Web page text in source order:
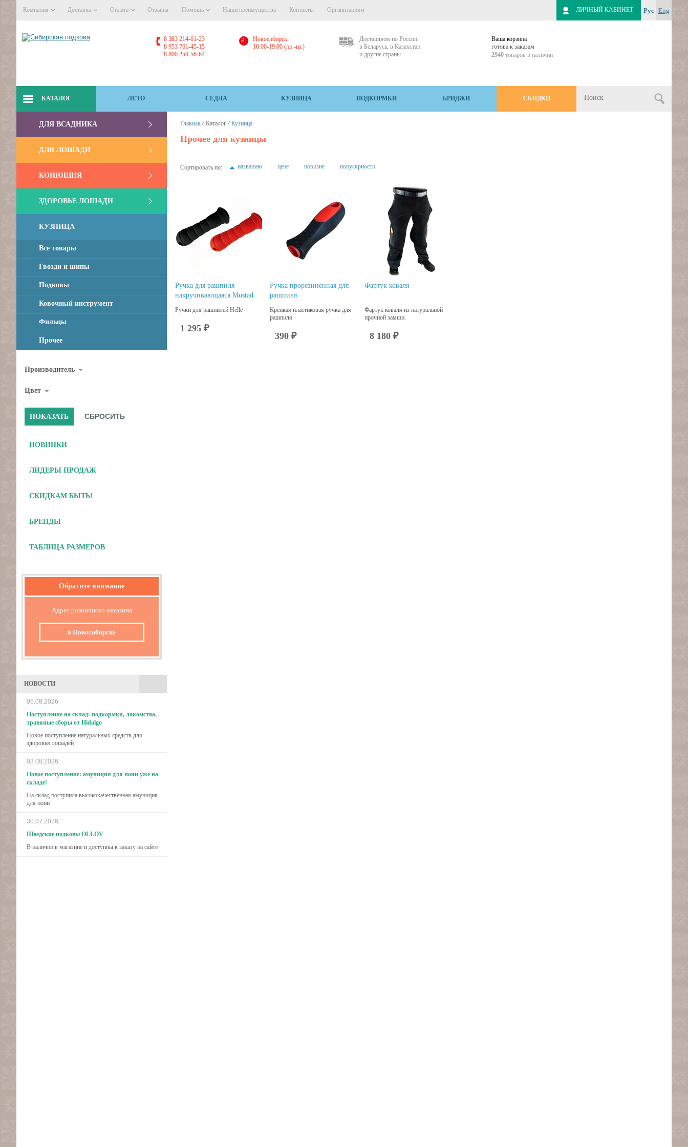
Компания Доставка Оплата Отзывы Помощь Наши преимущества Контакты Организациям Рус Eng
ЛИЧНЫЙ КАБИНЕТ
8 383 214-61-23
8 953 761-45-15
8 800 250-56-64
Новосибирск:
10:00-19:00 (пн.-пт.)
Доставляем по России,
в Беларусь, в Казахстан
и другие страны
Ваша корзина
готова к заказам
2940 товаров в наличии
КАТАЛОГ ЛЕТО СЕДЛА КУЗНИЦА ПОДКОРМКИ БРИДЖИ СКИДКИ
ДЛЯ ВСАДНИКА
ДЛЯ ЛОШАДИ
КОНЮШНЯ
ЗДОРОВЬЕ ЛОШАДИ
КУЗНИЦА
Все товары
Гвозди и шипы
Подковы
Ковочный инструмент
Фильцы
Прочее
Производитель
Цвет
НОВИНКИ
ЛИДЕРЫ ПРОДАЖ
СКИДКАМ БЫТЬ!
БРЕНДЫ
ТАБЛИЦА РАЗМЕРОВ
Обратите внимание
Адрес розничного магазина
в Новосибирске
НОВОСТИ
05.08.2026
Поступление на склад: подкормки, лакомства,
травяные сборы от Hidalgo
Новое поступление натуральных средств для
здоровья лошадей
03.08.2026
Новое поступление: амуниция для пони уже на
складе!
На склад поступила высококачественная амуниция
для пони
30.07.2026
Шведские подковы OLLOV
В наличии в магазине и доступны к заказу на сайте
Главная / Каталог / Кузница
Прочее для кузницы
Сортировать по: названию цене новизне популярности
Ручка для рашпиля
накручивающаяся Mustad
Ручки для рашпилей Helle
1 295 ₽
Ручка прорезиненная для
рашпиля
Крепкая пластиковая ручка для
рашпиля
390 ₽
Фартук коваля
Фартук коваля из натуральной
прочной замши.
8 180 ₽